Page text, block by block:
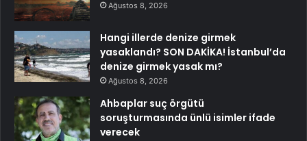
Ağustos 8, 2026
Hangi illerde denize girmek
yasaklandı? SON DAKİKA! İstanbul’da
denize girmek yasak mı?
Ağustos 8, 2026
Ahbaplar suç örgütü
soruşturmasında ünlü isimler ifade
verecek